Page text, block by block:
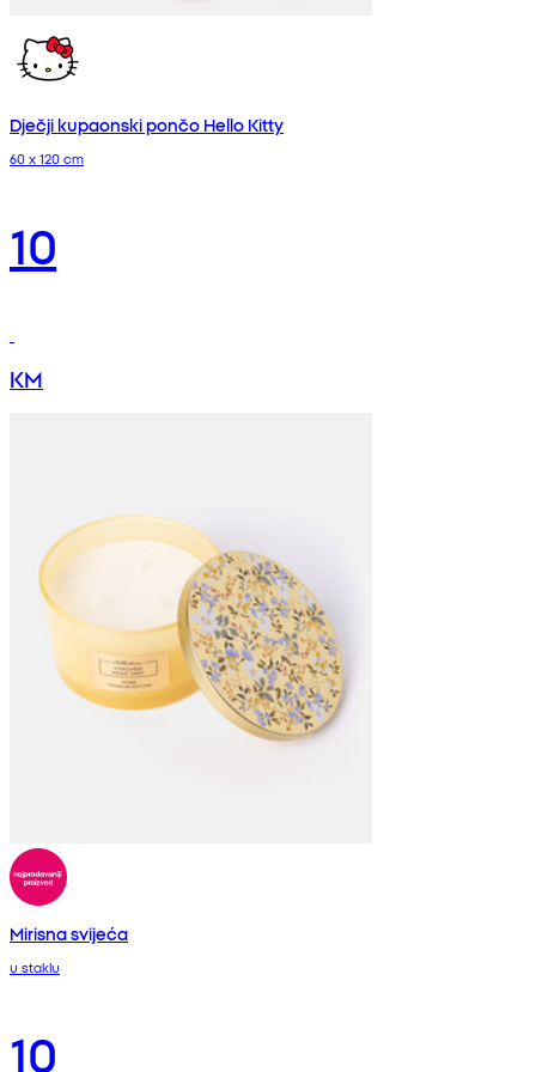
Dječji kupaonski pončo Hello Kitty
60 x 120 cm
10
KM
Mirisna svijeća
u staklu
10